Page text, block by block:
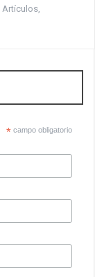
Artículos,
*campo obligatorio